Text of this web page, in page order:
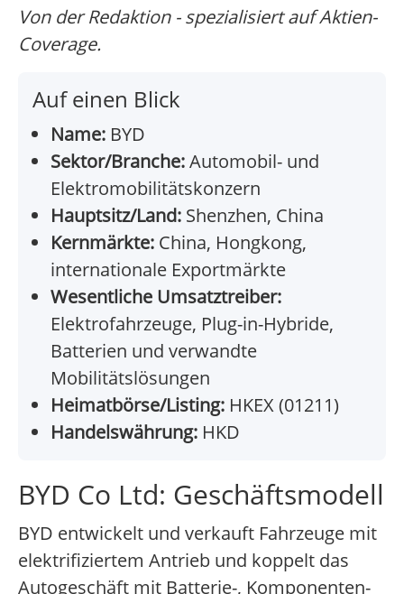
Von der Redaktion - spezialisiert auf Aktien-
Coverage.
Auf einen Blick
Name: BYD
Sektor/Branche:Automobil- und
Elektromobilitätskonzern
Hauptsitz/Land: Shenzhen, China
Kernmärkte: China, Hongkong,
internationale Exportmärkte
Wesentliche Umsatztreiber:
Elektrofahrzeuge, Plug-in-Hybride,
Batterien und verwandte
Mobilitätslösungen
Heimatbörse/Listing: HKEX (01211)
Handelswährung: HKD
BYD Co Ltd: Geschäftsmodell
BYD entwickelt und verkauft Fahrzeuge mit
elektrifiziertem Antrieb und koppelt das
Autogeschäft mit Batterie-, Komponenten-